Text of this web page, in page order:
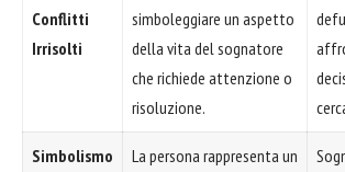
Conflitti
Irrisolti
simboleggiare un aspetto
della vita del sognatore
che richiede attenzione o
risoluzione.
Simbolismo
La persona rappresenta un